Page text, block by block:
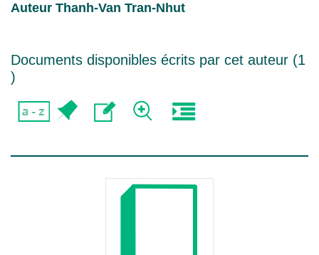
Auteur Thanh-Van Tran-Nhut
Documents disponibles écrits par cet auteur (1
)